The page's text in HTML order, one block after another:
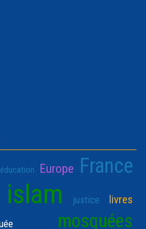
éducation Europe France
islam justice livres
mosquées